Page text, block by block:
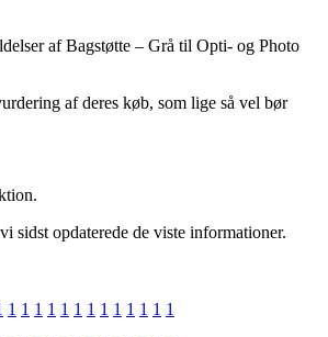
af Bagstøtte – Grå til Opti- og Photo
af deres køb, som lige så vel bør
sidst opdaterede de viste informationer.
1 1 1 1 1 1 1 1 1 1 1 1 1